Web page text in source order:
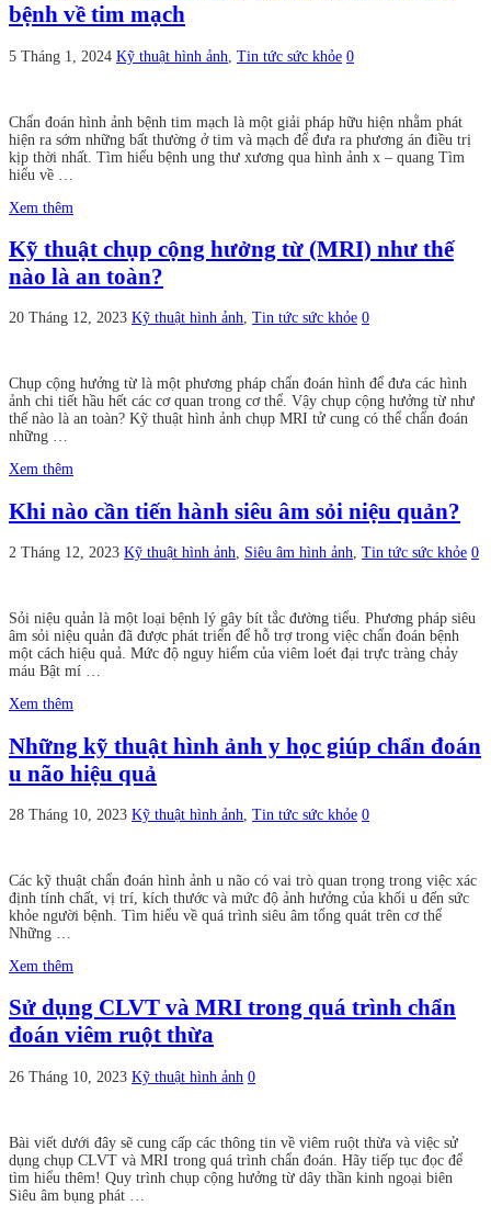
bệnh về tim mạch
5 Tháng 1, 2024 Kỹ thuật hình ảnh Tin tức sức khỏe 0
Chẩn đoán hình ảnh bệnh tim mạch là một giải pháp hữu hiện nhằm phát
hiện ra sớm những bất thường ở tim và mạch để đưa ra phương án điều trị
kịp thời nhất. Tìm hiểu bệnh ung thư xương qua hình ảnh x – quang Tìm
hiểu về …
Xem thêm
Kỹ thuật chụp cộng hưởng từ (MRI) như thế
nào là an toàn?
20 Tháng 12, 2023 Kỹ thuật hình ảnh, Tin tức sức khỏe 0
Chụp cộng hưởng từ là một phương pháp chẩn đoán hình để đưa các hình
ảnh chi tiết hầu hết các cơ quan trong cơ thể. Vậy chụp cộng hưởng từ như
thế nào là an toàn? Kỹ thuật hình ảnh chụp MRI tử cung có thể chẩn đoán
những …
Xem thêm
Khi nào cần tiến hành siêu âm sỏi niệu quản?
2 Tháng 12, 2023 Kỹ thuật hình ảnh, Siêu âm hình ảnh, Tin tức sức khỏe 0
Sỏi niệu quản là một loại bệnh lý gây bít tắc đường tiểu. Phương pháp siêu
âm sỏi niệu quản đã được phát triển để hỗ trợ trong việc chẩn đoán bệnh
một cách hiệu quả. Mức độ nguy hiểm của viêm loét đại trực tràng chảy
máu Bật mí …
Xem thêm
Những kỹ thuật hình ảnh y học giúp chẩn đoán
u não hiệu quả
28 Tháng 10, 2023 Kỹ thuật hình ảnh, Tin tức sức khỏe 0
Các kỹ thuật chẩn đoán hình ảnh u não có vai trò quan trọng trong việc xác
định tính chất, vị trí, kích thước và mức độ ảnh hưởng của khối u đến sức
khỏe người bệnh. Tìm hiểu về quá trình siêu âm tổng quát trên cơ thể
Những …
Xem thêm
Sử dụng CLVT và MRI trong quá trình chẩn
đoán viêm ruột thừa
26 Tháng 10, 2023 Kỹ thuật hình ảnh 0
Bài viết dưới đây sẽ cung cấp các thông tin về viêm ruột thừa và việc sử
dụng chụp CLVT và MRI trong quá trình chẩn đoán. Hãy tiếp tục đọc để
tìm hiểu thêm! Quy trình chụp cộng hưởng từ dây thần kinh ngoại biên
Siêu âm bụng phát …